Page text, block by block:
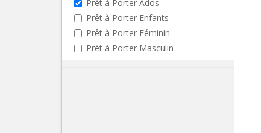
Prêt à Porter Ados
Prêt à Porter Enfants
Prêt à Porter Féminin
Prêt à Porter Masculin